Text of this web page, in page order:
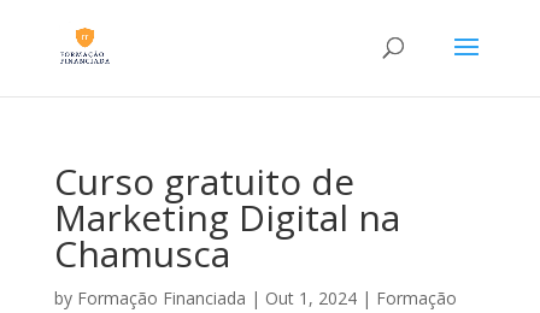
Curso gratuito de
Marketing Digital na
Chamusca
by Formação Financiada | Out 1, 2024| Formação